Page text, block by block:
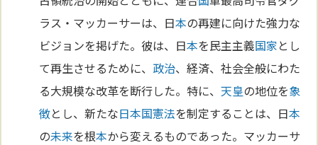
ラス・マッカーサーは、日本の再建に向けた強力な
ビジョンを掲げた。彼は、日本を民主主義国家とし
て再生させるために、 政治、経済、社会全般にわた
る大規模な改革を断行した。特に、天皇の地位を象
徴とし、新たな日本国憲法を制定することは、日本
の未来を根本から変えるものであった。マッカーサ